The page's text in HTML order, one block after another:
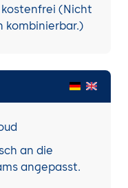
(Nicht
kombinierbar.)
an die
angepasst.